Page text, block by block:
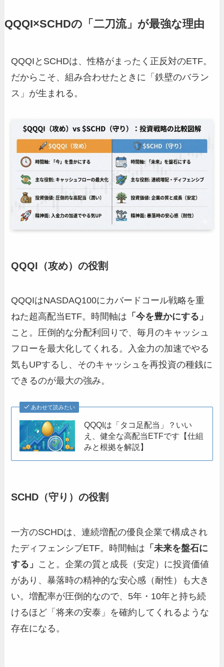
QQQI×SCHDの「二刀流」が最強な理由
QQQIとSCHDは、性格がまったく正反対のETF。
だからこそ、組み合わせたときに「鉄壁のバラン
ス」が生まれる。
QQQI（攻め）の役割
QQQIはNASDAQ100にカバードコール戦略を重
ねた超高配当ETF。時間軸は 「今を豊かにする」
こと。圧倒的な分配利回りで、毎月のキャッシュ
フローを最大化してくれる。入金力の加速でやる
気もUPするし、そのキャッシュを再投資の種銭に
できるのが最大の強み。
あわせて読みたい
QQQIは「タコ足配当」？いい
え、健全な高配当ETFです【仕組
みと根拠を解説】
SCHD（守り）の役割
一方のSCHDは、連続増配の優良企業で構成され
たディフェンシブETF。時間軸は 「未来を盤石に
する」 こと。企業の質と成長（安定）に投資価値
があり、暴落時の精神的な安心感（耐性）も大き
い。増配率が圧倒的なので、5年・10年と持ち続
けるほど「将来の安泰」を確約してくれるような
存在になる。